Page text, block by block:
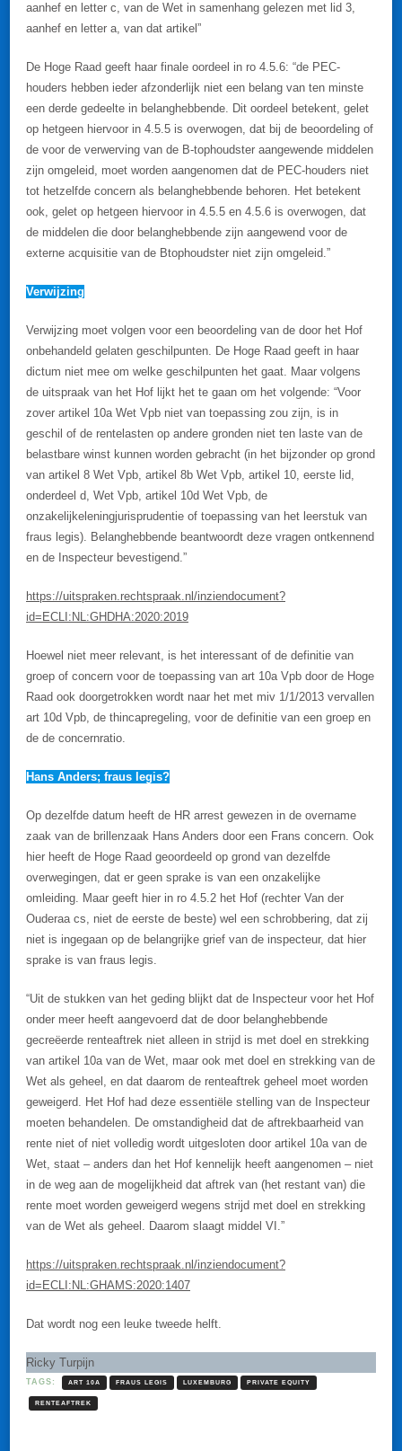
aanhef en letter c, van de Wet in samenhang gelezen met lid 3,
aanhef en letter a, van dat artikel”
De Hoge Raad geeft haar finale oordeel in ro 4.5.6: “de PEC-
houders hebben ieder afzonderlijk niet een belang van ten minste
een derde gedeelte in belanghebbende. Dit oordeel betekent, gelet
op hetgeen hiervoor in 4.5.5 is overwogen, dat bij de beoordeling of
de voor de verwerving van de B-tophoudster aangewende middelen
zijn omgeleid, moet worden aangenomen dat de PEC-houders niet
tot hetzelfde concern als belanghebbende behoren. Het betekent
ook, gelet op hetgeen hiervoor in 4.5.5 en 4.5.6 is overwogen, dat
de middelen die door belanghebbende zijn aangewend voor de
externe acquisitie van de Btophoudster niet zijn omgeleid.”
Verwijzing
Verwijzing moet volgen voor een beoordeling van de door het Hof
onbehandeld gelaten geschilpunten. De Hoge Raad geeft in haar
dictum niet mee om welke geschilpunten het gaat. Maar volgens
de uitspraak van het Hof lijkt het te gaan om het volgende: “Voor
zover artikel 10a Wet Vpb niet van toepassing zou zijn, is in
geschil of de rentelasten op andere gronden niet ten laste van de
belastbare winst kunnen worden gebracht (in het bijzonder op grond
van artikel 8 Wet Vpb, artikel 8b Wet Vpb, artikel 10, eerste lid,
onderdeel d, Wet Vpb, artikel 10d Wet Vpb, de
onzakelijkeleningjurisprudentie of toepassing van het leerstuk van
fraus legis). Belanghebbende beantwoordt deze vragen ontkennend
en de Inspecteur bevestigend.”
https://uitspraken.rechtspraak.nl/inziendocument?
id=ECLI:NL:GHDHA:2020:2019
Hoewel niet meer relevant, is het interessant of de definitie van
groep of concern voor de toepassing van art 10a Vpb door de Hoge
Raad ook doorgetrokken wordt naar het met miv 1/1/2013 vervallen
art 10d Vpb, de thincapregeling, voor de definitie van een groep en
de de concernratio.
Hans Anders; fraus legis?
Op dezelfde datum heeft de HR arrest gewezen in de overname
zaak van de brillenzaak Hans Anders door een Frans concern. Ook
hier heeft de Hoge Raad geoordeeld op grond van dezelfde
overwegingen, dat er geen sprake is van een onzakelijke
omleiding. Maar geeft hier in ro 4.5.2 het Hof (rechter Van der
Ouderaa cs, niet de eerste de beste) wel een schrobbering, dat zij
niet is ingegaan op de belangrijke grief van de inspecteur, dat hier
sprake is van fraus legis.
“Uit de stukken van het geding blijkt dat de Inspecteur voor het Hof
onder meer heeft aangevoerd dat de door belanghebbende
gecreëerde renteaftrek niet alleen in strijd is met doel en strekking
van artikel 10a van de Wet, maar ook met doel en strekking van de
Wet als geheel, en dat daarom de renteaftrek geheel moet worden
geweigerd. Het Hof had deze essentiële stelling van de Inspecteur
moeten behandelen. De omstandigheid dat de aftrekbaarheid van
rente niet of niet volledig wordt uitgesloten door artikel 10a van de
Wet, staat – anders dan het Hof kennelijk heeft aangenomen – niet
in de weg aan de mogelijkheid dat aftrek van (het restant van) die
rente moet worden geweigerd wegens strijd met doel en strekking
van de Wet als geheel. Daarom slaagt middel VI.”
https://uitspraken.rechtspraak.nl/inziendocument?
id=ECLI:NL:GHAMS:2020:1407
Dat wordt nog een leuke tweede helft.
Ricky Turpijn
TAGS: ART 10A FRAUS LEGIS LUXEMBURG PRIVATE EQUITY
RENTEAFTREK